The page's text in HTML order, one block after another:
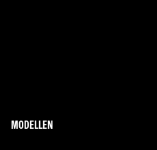
MODELLEN